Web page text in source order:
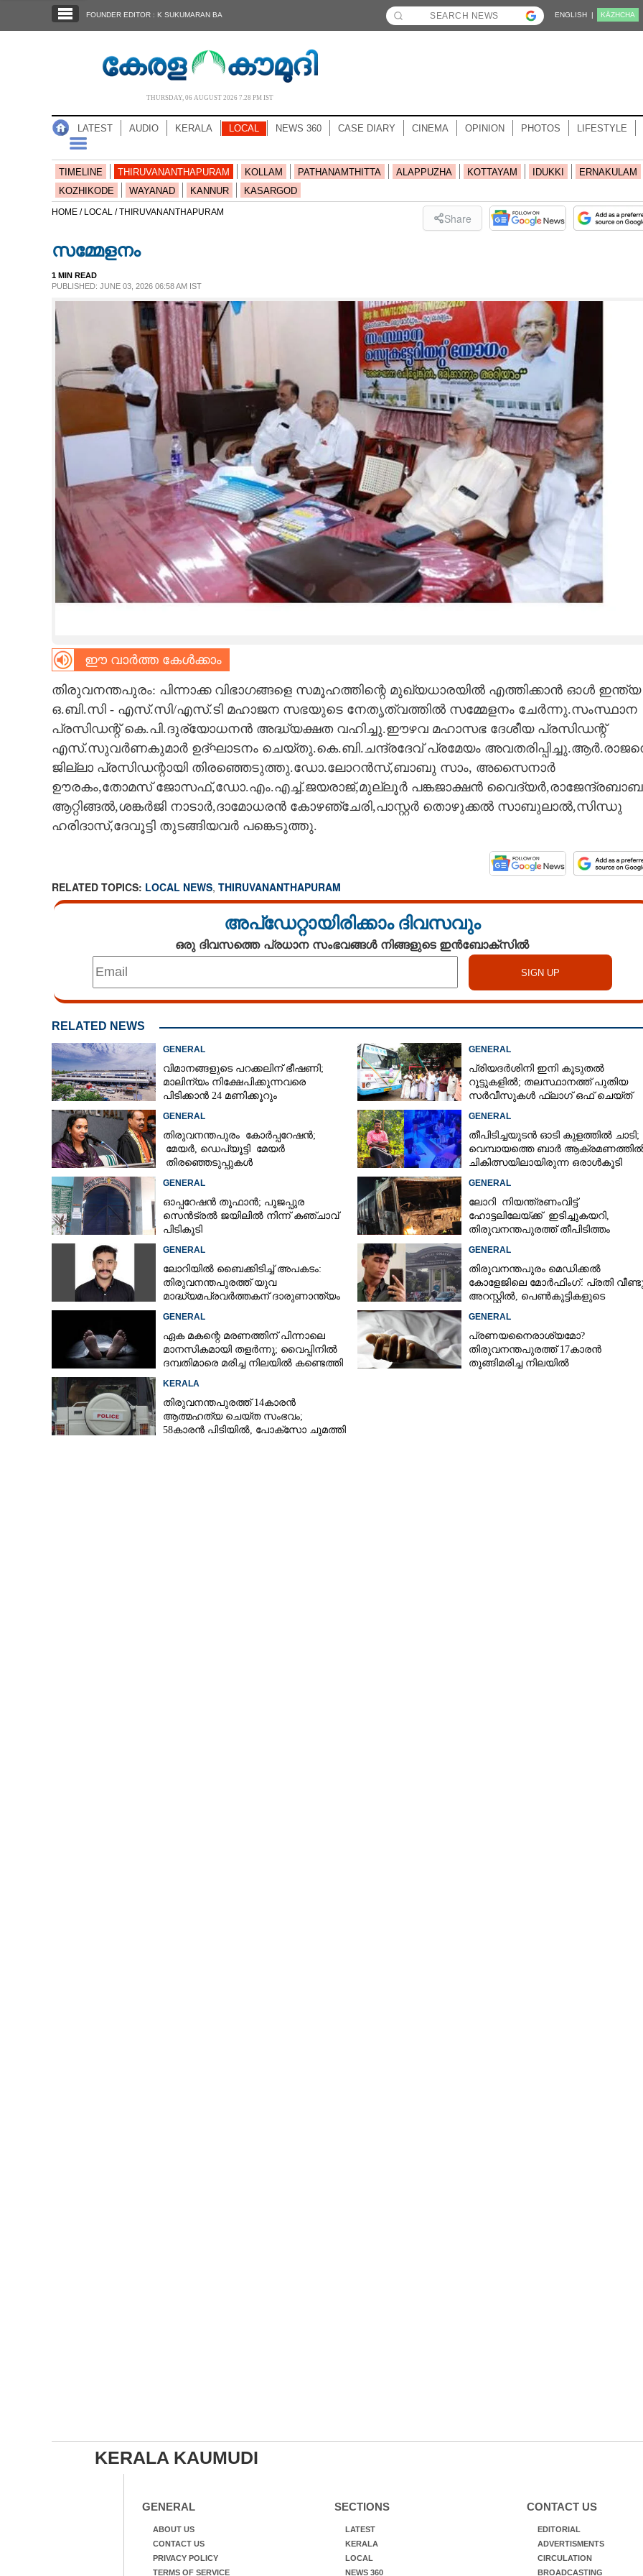
NOTIFIED NEWS
NEWS 360
SPIRITUAL
CARTOONS
LITERATURE
CONTACT US
FOUNDER EDITOR : K SUKUMARAN BA ENGLISH | KĀZHCHA
THURSDAY, 06 AUGUST 2026 7.28 PM IST
LATEST AUDIO KERALA LOCAL NEWS 360 CASE DIARY CINEMA OPINION PHOTOS LIFESTYLE
TIMELINE THIRUVANANTHAPURAM KOLLAM PATHANAMTHITTA ALAPPUZHA KOTTAYAM IDUKKI
ERNAKULAM
KOZHIKODE
WAYANAD KANNUR KASARGOD
HOME / LOCAL /THIRUVANANTHAPURAM Share
സമ്മേളനം
1 MIN READ
PUBLISHED: JUNE 03, 2026 06:58 AM IST
ഈ വാർത്ത കേൾക്കാം
തിരുവനന്തപുരം: പിന്നാക്ക വിഭാഗങ്ങളെ സമൂഹത്തിന്റെ മുഖ്യധാരയിൽ എത്തിക്കാൻ ഓൾ ഇന്ത്യ
ഒ.ബി.സി - എസ്.സി/എസ്.ടി മഹാജന സഭയുടെ നേതൃത്വത്തിൽ സമ്മേളനം ചേർന്നു.സംസ്ഥാന
പ്രസിഡന്റ് കെ.പി.ദുര്യോധനൻ അദ്ധ്യക്ഷത വഹിച്ചു.ഈഴവ മഹാസഭ ദേശീയ പ്രസിഡന്റ്
എസ്.സുവർണകുമാർ ഉദ്ഘാടനം ചെയ്തു.കെ.ബി.ചന്ദ്രദേവ് പ്രമേയം
ജില്ലാ പ്രസിഡന്റായി തിരഞ്ഞെടുത്തു.ഡോ.ലോറൻസ്,ബാബു സാം, അസൈനാർ
ഊരകം,തോമസ് ജോസഫ്,ഡോ.എം.എച്ച്.ജയരാജ്,മുല്ലൂർ പങ്കജാക്ഷൻ
ആറ്റിങ്ങൽ,ശങ്കർജി നാടാർ,ദാമോധരൻ കോഴഞ്ചേരി,പാസ്റ്റർ തൊഴുക്കൽ സാബുലാൽ,സിന്ധു
ഹരിദാസ്,ദേവൂട്ടി തുടങ്ങിയവർ പങ്കെടുത്തു.
RELATED TOPICS: LOCAL NEWS, THIRUVANANTHAPURAM
അപ്ഡേറ്റായിരിക്കാം ദിവസവും
ഒരു ദിവസത്തെ പ്രധാന സംഭവങ്ങൾ നിങ്ങളുടെ ഇൻബോക്സിൽ
RELATED NEWS
GENERAL
വിമാനങ്ങളുടെ പറക്കലിന് ഭീഷണി;​
മാലിന്യം നിക്ഷേപിക്കുന്നവരെ
പിടിക്കാൻ 24 മണിക്കൂറും
GENERAL
പ്രിയദർശിനി ഇനി കൂടുതൽ
റൂട്ടുകളിൽ; തലസ്ഥാനത്ത് പുതിയ
സർവീസുകൾ ഫ്ലാഗ് ഒഫ് ചെയ്ത്
GENERAL
തിരുവനന്തപുരം കോർപ്പറേഷൻ;
മേയർ, ഡെപ്യൂട്ടി മേയർ
തിരഞ്ഞെടുപ്പുകൾ
GENERAL
തീപിടിച്ചയുടൻ ഓടി കുളത്തിൽ ചാടി;
വെമ്പായത്തെ ബാർ
ചികിത്സയിലായിരുന്ന ഒരാൾകൂടി
GENERAL
ഓപ്പറേഷൻ തൂഫാൻ; പൂജപ്പുര
സെൻട്രൽ ജയിലിൽ നിന്ന് കഞ്ചാവ്
പിടികൂടി
GENERAL
ലോറി നിയന്ത്രണംവിട്ട്
ഹോട്ടലിലേയ്ക്ക് ഇടിച്ചുകയറി,
തിരുവനന്തപുരത്ത് തീപിടിത്തം
GENERAL
ലോറിയിൽ ബൈക്കിടിച്ച് അപകടം:
തിരുവനന്തപുരത്ത് യുവ
മാദ്ധ്യമപ്രവർത്തകന് ദാരുണാന്ത്യം
GENERAL
തിരുവനന്തപുരം മെഡിക്കൽ
കോളേജിലെ മോർഫിംഗ്: പ്രതി
അറസ്റ്റിൽ, പെൺകുട്ടികളുടെ
GENERAL
ഏക മകന്റെ മരണത്തിന് പിന്നാലെ
മാനസികമായി തളർന്നു; വൈപ്പിനിൽ
ദമ്പതിമാരെ മരിച്ച നിലയിൽ കണ്ടെത്തി
GENERAL
പ്രണയനെെരാശ്യമോ?
തിരുവനന്തപുരത്ത് 17കാരൻ
തൂങ്ങിമരിച്ച നിലയിൽ
KERALA
തിരുവനന്തപുരത്ത് 14കാരൻ
ആത്മഹത്യ ചെയ്ത സംഭവം;
58കാരൻ പിടിയിൽ, പോക്‌സോ ചുമത്തി
KERALA KAUMUDI
GENERAL
ABOUT US
CONTACT US
PRIVACY POLICY
TERMS OF SERVICE
SECTIONS
LATEST
KERALA
LOCAL
NEWS 360
CONTACT US
EDITORIAL
ADVERTISMENTS
CIRCULATION
BROADCASTING